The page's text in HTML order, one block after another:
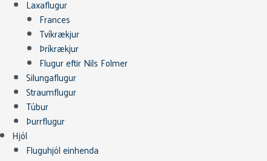
Laxaflugur
Frances
Tvíkrækjur
Þríkrækjur
Flugur eftir Nils Folmer
Silungaflugur
Straumflugur
Túbur
Þurrflugur
Hjól
Fluguhjól einhenda